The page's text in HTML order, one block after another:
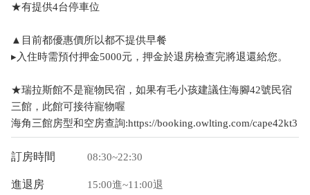
★有提供4台停車位
▲​目前都優惠價所以都不提供早餐
▸入住時需預付押金5000元，押金於退房檢查完將退還給您。
★瑞拉斯館不是寵物民宿，如果有毛小孩建議住海腳42號民宿
三館，此館可接待寵物喔
海角三館房型和空房查詢:https://booking.owlting.com/cape42kt3
訂房時間 08:30~22:30
進退房 15:00進~11:00退